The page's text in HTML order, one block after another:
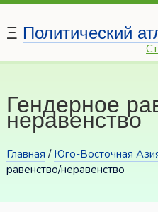
Ξ Политический
Гендерное
неравенство
Главная / Юго-Восточная
равенство/неравенство